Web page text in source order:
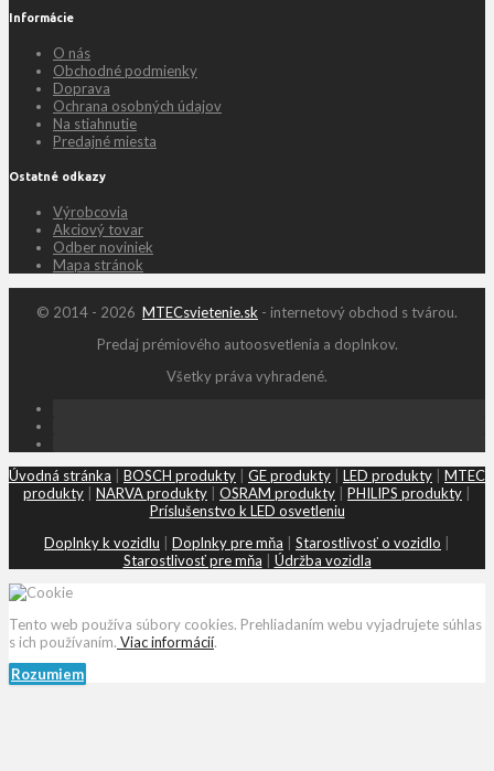
Informácie
O nás
Obchodné podmienky
Doprava
Ochrana osobných údajov
Na stiahnutie
Predajné miesta
Ostatné odkazy
Výrobcovia
Akciový tovar
Odber noviniek
Mapa stránok
© 2014 - 2026 MTECsvietenie.sk - internetový obchod s tvárou.
Predaj prémiového autoosvetlenia a doplnkov.
Všetky práva vyhradené.
Úvodná stránka BOSCH produkty GE produkty LED produkty
MTEC
produkty
NARVA produkty OSRAM produkty PHILIPS produkty
Príslušenstvo k LED osvetleniu
Doplnky k vozidlu
Doplnky pre mňa Starostlivosť o vozidlo
Starostlivosť pre mňa
Údržba vozidla
Tento web používa súbory cookies. Prehliadaním webu vyjadrujete súhlas
s ich používaním. Viac informácií.
Rozumiem